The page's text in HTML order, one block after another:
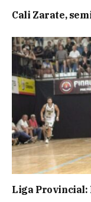
Cali Zarate,
Liga Provincial: